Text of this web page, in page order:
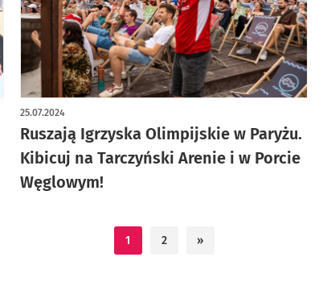
Ruszają Igrzyska Olimpijskie w Paryżu.
Kibicuj na Tarczyński Arenie i w Porcie
Węglowym!
25.07.2024
1 2 »